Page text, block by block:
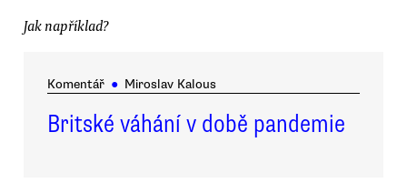
Jak například?
Komentář ● Miroslav Kalous
Britské váhání v době pandemie